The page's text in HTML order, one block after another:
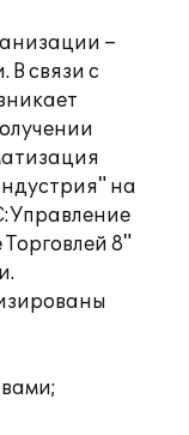
–
В связи с
на
8"